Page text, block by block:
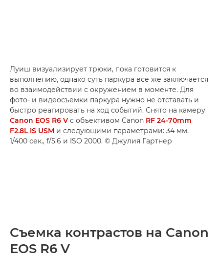
Луиш визуализирует трюки, пока готовится к
выполнению, однако суть паркура все же заключается
во взаимодействии с окружением в моменте. Для
фото- и видеосъемки паркура нужно не отставать и
быстро реагировать на ход событий. Снято на камеру
Canon EOS R6 V с объективом Canon RF 24-70mm
F2.8L IS USM и следующими параметрами: 34 мм,
1/400 сек., f/5.6 и ISO 2000. © Джулия Гартнер
Съемка контрастов на Canon
EOS R6 V